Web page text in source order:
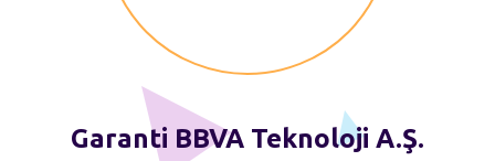
Garanti BBVA Teknoloji A.Ş.